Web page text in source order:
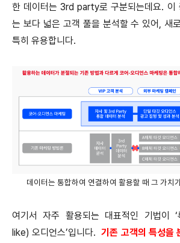
한 데이터는 3rd party로 구분되는데요.
는 보다 넓은 고객 풀을 분석할 수 있어, 새
특히 유용합니다.
데이터는 통합하여 연결하여 활용할 때 그 가치
여기서 자주 활용되는 대표적인 기법이
like) 오디언스’입니다.기존 고객의 특성을